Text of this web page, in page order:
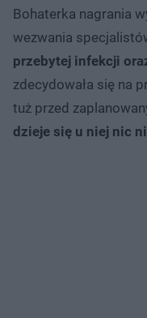
Bohaterka nagrania
wezwania
przebytej infekcji
zdecydowała się na
tuż przed
dzieje się u niej nic